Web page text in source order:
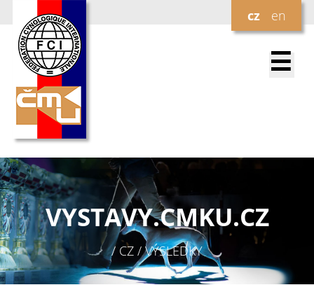
cz en
☰
VYSTAVY.CMKU.CZ
/ CZ / VÝSLEDKY